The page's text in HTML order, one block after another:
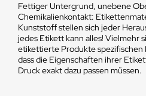
Fettiger Untergrund, unebene
Chemikalienkontakt:
Kunststoff stellen sich jeder
jedes Etikett kann alles! Vielmehr
etikettierte Produkte spezifischen
dass die Eigenschaften ihrer
Druck exakt dazu passen müssen.